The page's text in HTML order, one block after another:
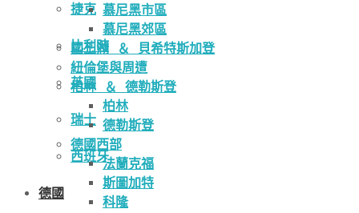
捷克
比利時
英國
瑞士
西班牙
德國
慕尼黑市區
慕尼黑郊區
國王湖 ＆ 貝希特斯加登
紐倫堡與周遭
柏林 ＆ 德勒斯登
柏林
德勒斯登
德國西部
法蘭克福
斯圖加特
科隆